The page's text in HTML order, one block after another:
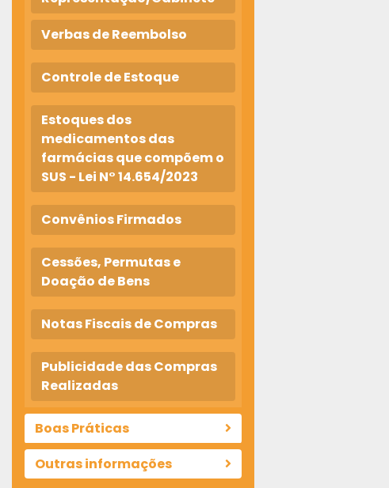
Verbas de Reembolso
Controle de Estoque
Estoques dos
medicamentos das
farmácias que compõem o
SUS - Lei N° 14.654/2023
Convênios Firmados
Cessões, Permutas e
Doação de Bens
Notas Fiscais de Compras
Publicidade das Compras
Realizadas
Boas Práticas
Outras informações